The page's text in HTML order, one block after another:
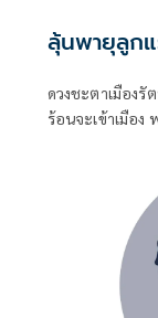
ลุ้นพายุลูกแ
ดวงชะตาเมือง
ร้อนจะเข้าเมือง